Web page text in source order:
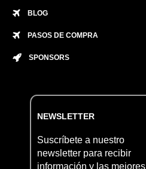
BLOG
PASOS DE COMPRA
SPONSORS
NEWSLETTER
Suscríbete a nuestro
newsletter para recibir
información y las mejores